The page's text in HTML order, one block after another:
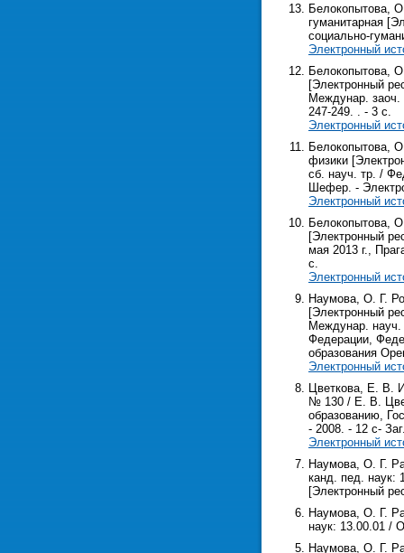
Белокопытова,
гуманитарная
социально-
Электронный
Белокопытова,
[Электронный
Междунар. заоч.
247-249. . - 3 с.
Электронный
Белокопытова,
физики
сб. науч. тр. /
Шефер. -
Электронный
Белокопытова,
[Электронный
мая 2013 г.,
с.
Электронный
Наумова, О. Г.
[Электронный
Междунар. науч.
Федерации,
образования
Электронный
Цветкова, Е. В.
№ 130 / Е. В.
образованию,
- 2008. - 12 с-
Электронный
Наумова, О. Г.
канд. пед. наук:
[Электронный
Наумова, О. Г.
наук: 13.00.01 /
Наумова, О. Г.